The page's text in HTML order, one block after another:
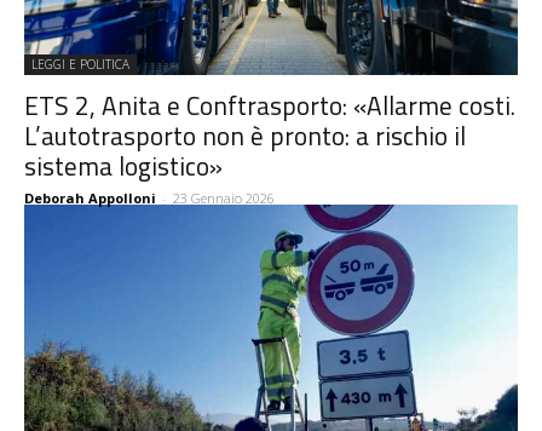
LEGGI E POLITICA
ETS 2, Anita e Conftrasporto: «Allarme costi.
L’autotrasporto non è pronto: a rischio il
sistema logistico»
Deborah Appolloni - 23 Gennaio 2026